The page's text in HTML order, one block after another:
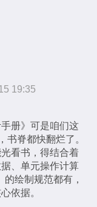
19:35
册》可是咱们这
书脊都快翻烂了。
看书，得结合着
、单元操作计算
绘制规范都有，
依据。